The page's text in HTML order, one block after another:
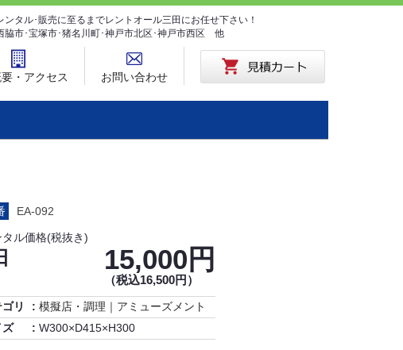
タル･販売に至るまでレントオール三田にお任せ下さい！
脇市･宝塚市･猪名川町･神戸市北区･神戸市西区 他
・アクセス お問い合わせ
EA-092
タル価格(税抜き)
15,000円
（税込16,500円）
リ 模擬店・調理 ｜ アミューズメント
ズ
W300×D415×H300